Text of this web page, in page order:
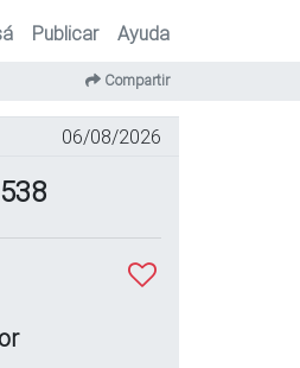
Publicar Ayuda
Compartir
06/08/2026